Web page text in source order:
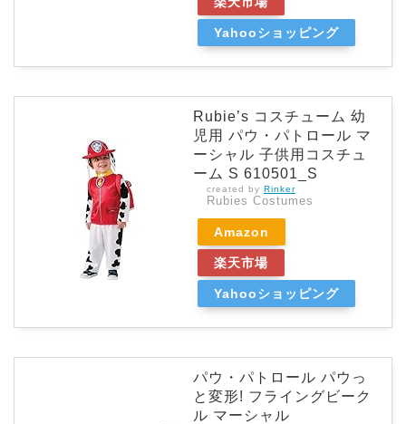
Yahooショッピング
Rubie’s コスチューム 幼
児用 パウ・パトロール マ
ーシャル 子供用コスチュ
ーム S 610501_S
created by Rinker
Rubies Costumes
Amazon
楽天市場
Yahooショッピング
パウ・パトロール パウっ
と変形! フライングビーク
ル マーシャル